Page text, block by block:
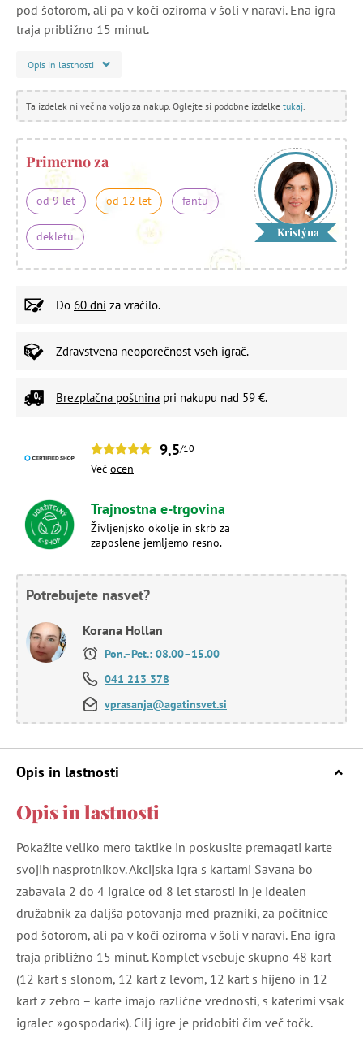
pod šotorom, ali pa v koči oziroma v šoli v naravi. Ena igra
traja približno 15 minut.
Opis in lastnosti
Ta izdelek ni več na voljo za nakup. Oglejte si podobne izdelke tukaj
Primerno za
od 9 let od 12 let fantu
dekletu Kristýna
Do 60 dni za vračilo.
Zdravstvena neoporečnost vseh igrač.
Brezplačna poštnina pri nakupu nad 59 €.
9,5/10
Več ocen
Trajnostna e-trgovina
Življenjsko okolje in skrb za
zaposlene jemljemo resno.
Potrebujete nasvet?
Korana Hollan
Pon.–Pet.: 08.00–15.00
041 213 378
vprasanja@agatinsvet.si
Opis in lastnosti
Opis in lastnosti
Pokažite veliko mero taktike in poskusite premagati karte
svojih nasprotnikov. Akcijska igra s kartami Savana bo
zabavala 2 do 4 igralce od 8 let starosti in je idealen
družabnik za daljša potovanja med prazniki, za počitnice
pod šotorom, ali pa v koči oziroma v šoli v naravi. Ena igra
traja približno 15 minut. Komplet vsebuje skupno 48 kart
(12 kart s slonom, 12 kart z levom, 12 kart s hijeno in 12
kart z zebro – karte imajo različne vrednosti, s katerimi vsak
igralec »gospodari«). Cilj igre je pridobiti čim več točk.